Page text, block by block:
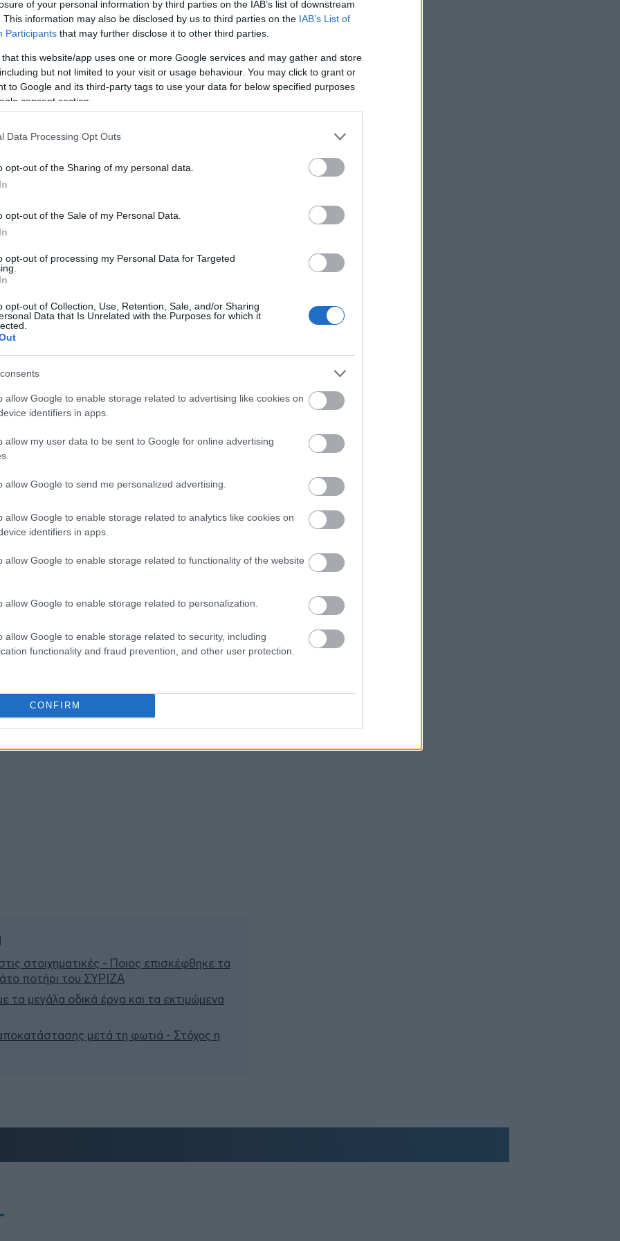
of your personal information by third parties on the IAB’s list of downstream
This information may also be disclosed by us to third parties on the IAB’s List of
Participants that may further disclose it to other third parties.
that this website/app uses one or more Google services and may gather and store
but not limited to your visit or usage behaviour. You may click to grant or
to Google and its third-party tags to use your data for below specified purposes
consent section.
Data Processing Opt Outs
opt-out of the Sharing of my personal data.
opt-out of the Sale of my Personal Data.
opt-out of processing my Personal Data for Targeted
opt-out of Collection, Use, Retention, Sale, and/or Sharing
Data that Is Unrelated with the Purposes for which it
allow Google to enable storage related to advertising like cookies on
identifiers in apps.
allow my user data to be sent to Google for online advertising
allow Google to send me personalized advertising.
allow Google to enable storage related to analytics like cookies on
identifiers in apps.
allow Google to enable storage related to functionality of the website
allow Google to enable storage related to personalization.
allow Google to enable storage related to security, including
functionality and fraud prevention, and other user protection.
CONFIRM
σε δύο ακόμη μειώσεις των επιτοκίων
ΗΠΑ, ακολουθούμενες από μια
χαλαρώσει την πολιτική της
θα μπορούσε να ξεπεράσει τις 8.000
κερδών του S&P 500 κατά 13-15% για
Σύμφωνα με την LSEG, οι αναλυτές
500 κατά 14,3% σε ετήσια βάση το
και μάθετε πρώτοι όλες τιςειδήσειςαπό την
στοιχηματικές - Ποιος επισκέφθηκε τα
ποτήρι του ΣΥΡΙΖΑ
τα μεγάλα οδικά έργα και τα εκτιμώμενα
μετά τη φωτιά - Στόχος η
20:33 Υεμένη: Επίθεση των Χούθι σε
20:20 Fars: Το Ιράν εξετάζει νομοσχέδιο για
απαγόρευση διέλευσης πλοίων από
ΗΠΑ και Ισραήλ από το Ορμούζ
20:12 Επένδυση 6,3 δισ. δολαρίων από ΗΑΕ
στην Ιαπωνία
Οπλισμένα τουρκικά F-16
πραγματοποίησαν 10 παραβάσεις και
Ο Ζελένσκι θα επισκεφθεί τη Σερβία
για πρώτη φορά από την έναρξη του
Ξεκινούν τα δοκιμαστικά δρομολόγια
της επέκτασης του Μετρό
Ο ΟΤΕ στους δείκτες FTSE4Good για
18η συνεχόμενη χρονιά
δολαρίων για τη DeepSeek
Βρεττού (Credia): Πιστωτική επέκταση
άνω των 1,3 δισ. ευρώ φέτος -
Επιταχύνει την ανάπτυξη, μεταθέτει
Στα πράσινα οι ευρωαγορές - Νέο
ενδοσυνεδριακό ρεκόρ για τον Stoxx
Πυρκαγιές: 325 αυτοψίες στις
πληγείσες περιοχές - 118 «κόκκινα»
Σε εξέλιξη πυρκαγιές σε Σκύρο και
18:49
ΑΔΜΗΕ: Διατηρεί την τεχνική ηγεσία